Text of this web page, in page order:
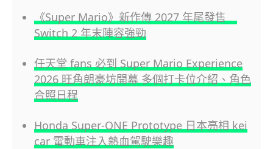
《Super Mario》新作傳 2027 年尾發售
Switch 2 年末陣容強勁
任天堂 fans 必到 Super Mario Experience
2026 旺角朗豪坊開幕 多個打卡位介紹、角色
合照日程
Honda Super-ONE Prototype 日本亮相 kei
car 電動車注入熱血駕駛樂趣